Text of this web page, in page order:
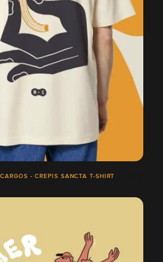
- CREPIS SANCTA T-SHIRT